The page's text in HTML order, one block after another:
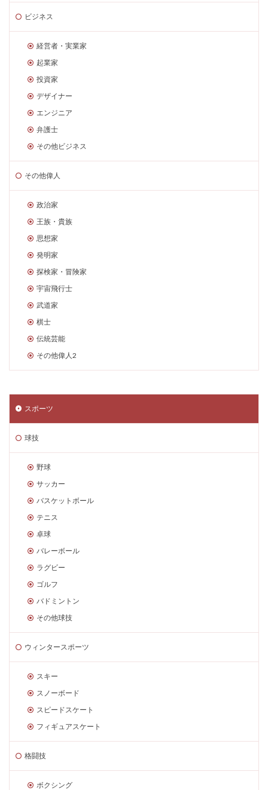
ビジネス
経営者・実業家
起業家
投資家
デザイナー
エンジニア
弁護士
その他ビジネス
その他偉人
政治家
王族・貴族
思想家
発明家
探検家・冒険家
宇宙飛行士
武道家
棋士
伝統芸能
その他偉人2
スポーツ
球技
野球
サッカー
バスケットボール
テニス
卓球
バレーボール
ラグビー
ゴルフ
バドミントン
その他球技
ウィンタースポーツ
スキー
スノーボード
スピードスケート
フィギュアスケート
格闘技
ボクシング